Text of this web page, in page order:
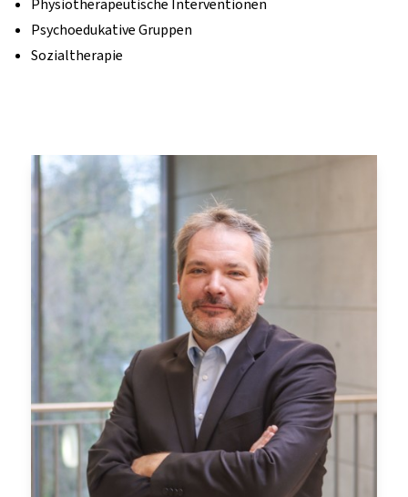
Physiotherapeutische Interventionen
Psychoedukative Gruppen
Sozialtherapie